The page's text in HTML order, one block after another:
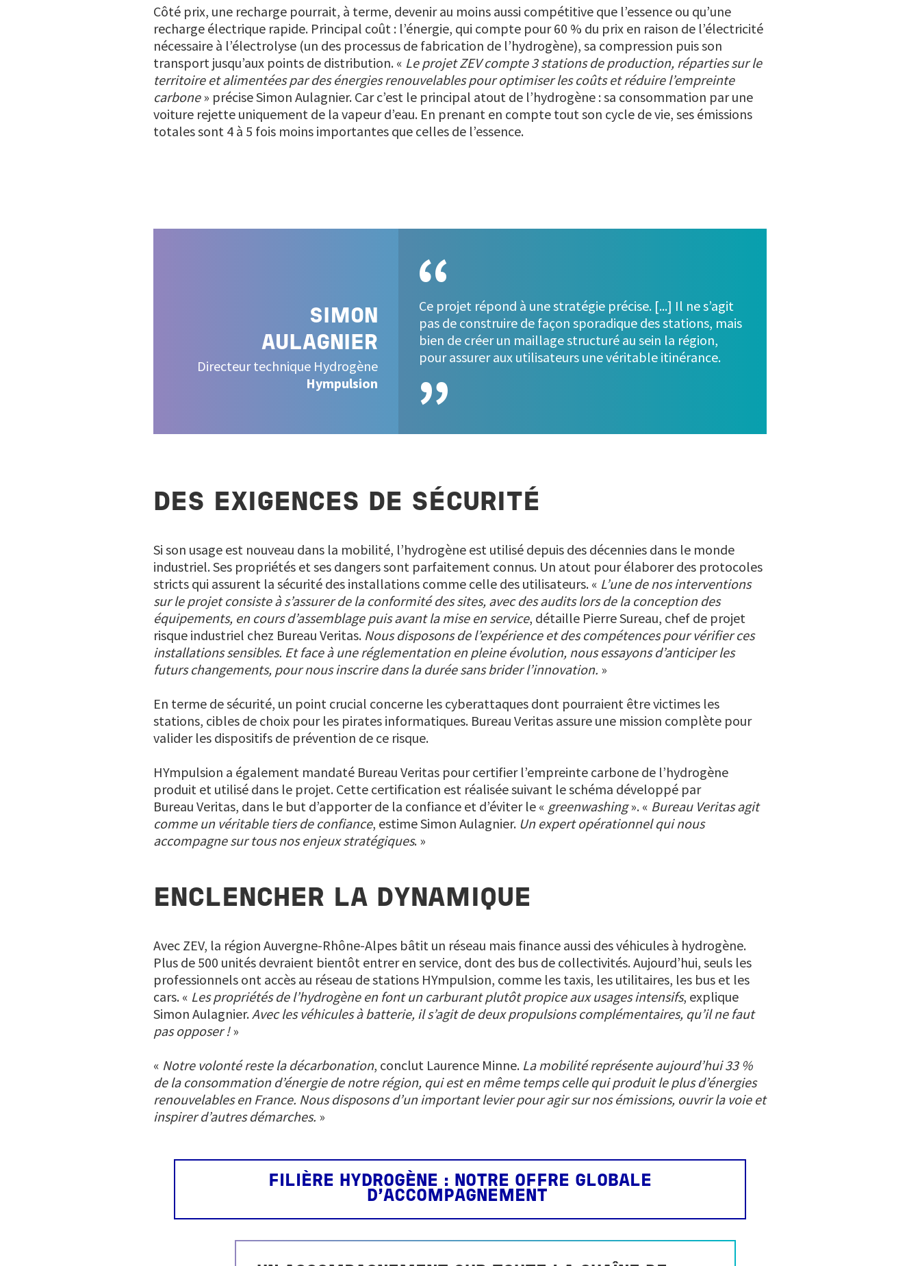
Côté prix, une recharge pourrait, à terme, devenir au moins aussi compétitive que l’essence ou qu’une
recharge électrique rapide. Principal coût : l’énergie, qui compte pour 60 % du prix en raison de l’électricité
nécessaire à l’électrolyse (un des processus de fabrication de l’hydrogène), sa compression puis son
transport jusqu’aux points de distribution. « Le projet ZEV compte 3 stations de production, réparties sur le
territoire et alimentées par des énergies renouvelables pour optimiser les coûts et réduire l’empreinte
carbone» précise Simon Aulagnier. Car c’est le principal atout de l’hydrogène : sa consommation par une
voiture rejette uniquement de la vapeur d’eau. En prenant en compte tout son cycle de vie, ses émissions
totales sont 4 à 5 fois moins importantes que celles de l’essence.
SIMON
AULAGNIER
Directeur technique Hydrogène
Hympulsion
Ce projet répond à une stratégie précise. [...] Il ne s’agit
pas de construire de façon sporadique des stations, mais
bien de créer un maillage structuré au sein la région,
pour assurer aux utilisateurs une véritable itinérance.
DES EXIGENCES DE SÉCURITÉ
Si son usage est nouveau dans la mobilité, l’hydrogène est utilisé depuis des décennies dans le monde
industriel. Ses propriétés et ses dangers sont parfaitement connus. Un atout pour élaborer des protocoles
stricts qui assurent la sécurité des installations comme celle des utilisateurs. « L’une de nos interventions
sur le projet consiste à s’assurer de la conformité des sites, avec des audits lors de la conception des
équipements, en cours d’assemblage puis avant la mise en service, détaille Pierre Sureau, chef de projet
risque industriel chez Bureau Veritas. Nous disposons de l’expérience et des compétences pour vérifier ces
installations sensibles. Et face à une réglementation en pleine évolution, nous essayons d’anticiper les
futurs changements, pour nous inscrire dans la durée sans brider l’innovation. »
En terme de sécurité, un point crucial concerne les cyberattaques dont pourraient être victimes les
stations, cibles de choix pour les pirates informatiques. Bureau Veritas assure une mission complète pour
valider les dispositifs de prévention de ce risque.
HYmpulsion a également mandaté Bureau Veritas pour certifier l’empreinte carbone de l’hydrogène
produit et utilisé dans le projet. Cette certification est réalisée suivant le schéma développé par
Bureau Veritas, dans le but d’apporter de la confiance et d’éviter le « greenwashing». « Bureau Veritas agit
comme un véritable tiers de confiance, estime Simon Aulagnier. Un expert opérationnel qui nous
accompagne sur tous nos enjeux stratégiques. »
ENCLENCHER LA DYNAMIQUE
Avec ZEV, la région Auvergne-Rhône-Alpes bâtit un réseau mais finance aussi des véhicules à hydrogène.
Plus de 500 unités devraient bientôt entrer en service, dont des bus de collectivités. Aujourd’hui, seuls les
professionnels ont accès au réseau de stations HYmpulsion, comme les taxis, les utilitaires, les bus et les
cars. « Les propriétés de l’hydrogène en font un carburant plutôt propice aux usages intensifs, explique
Simon Aulagnier.Avec les véhicules à batterie, il s’agit de deux propulsions complémentaires, qu’il ne faut
pas opposer !»
« Notre volonté reste la décarbonation, conclut Laurence Minne. La mobilité représente aujourd’hui 33 %
de la consommation d’énergie de notre région, qui est en même temps celle qui produit le plus d’énergies
renouvelables en France. Nous disposons d’un important levier pour agir sur nos émissions, ouvrir la voie et
inspirer d’autres démarches. »
FILIÈRE HYDROGÈNE : NOTRE OFFRE GLOBALE
D'ACCOMPAGNEMENT